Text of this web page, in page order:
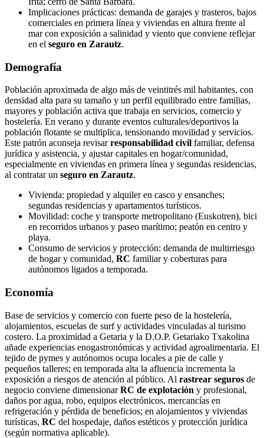
Implicaciones prácticas: demanda de garajes y trasteros, bajos
comerciales en primera línea y viviendas en altura frente al
mar con exposición a salinidad y viento que conviene reflejar
en el seguro en Zarautz.
Demografía
Población aproximada de algo más de veintitrés mil habitantes, con
densidad alta para su tamaño y un perfil equilibrado entre familias,
mayores y población activa que trabaja en servicios, comercio y
hostelería. En verano y durante eventos culturales/deportivos la
población flotante se multiplica, tensionando movilidad y servicios.
Este patrón aconseja revisarresponsabilidad civil familiar, defensa
jurídica y asistencia, y ajustar capitales en hogar/comunidad,
especialmente en viviendas en primera línea y segundas residencias,
al contratar un seguro en Zarautz.
Vivienda: propiedad y alquiler en casco y ensanches;
segundas residencias y apartamentos turísticos.
Movilidad: coche y transporte metropolitano (Euskotren), bici
en recorridos urbanos y paseo marítimo; peatón en centro y
playa.
Consumo de servicios y protección: demanda de multirriesgo
de hogar y comunidad, RC familiar y coberturas para
autónomos ligados a temporada.
Economía
Base de servicios y comercio con fuerte peso de la hostelería,
alojamientos, escuelas de surf y actividades vinculadas al turismo
costero. La proximidad a Getaria y la D.O.P. Getariako Txakolina
añade experiencias enogastronómicas y actividad agroalimentaria. El
tejido de pymes y autónomos ocupa locales a pie de calle y
pequeños talleres; en temporada alta la afluencia incrementa la
exposición a riesgos de atención al público. Al rastrear seguros de
negocio conviene dimensionarRC de explotación y profesional,
daños por agua, robo, equipos electrónicos, mercancías en
refrigeración y pérdida de beneficios; en alojamientos y viviendas
turísticas, RC del hospedaje, daños estéticos y protección jurídica
(según normativa aplicable).